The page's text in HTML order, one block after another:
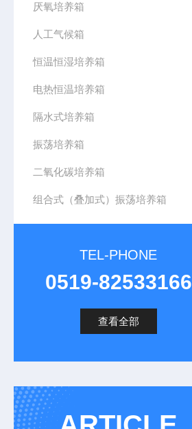
厌氧培养箱
人工气候箱
恒温恒湿培养箱
电热恒温培养箱
隔水式培养箱
振荡培养箱
二氧化碳培养箱
组合式（叠加式）振荡培养箱
TEL-PHONE
0519-82533166
查看全部